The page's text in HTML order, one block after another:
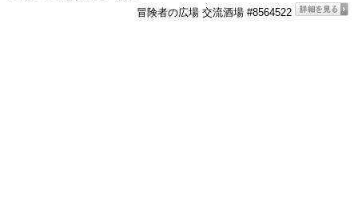
冒険者の広場 交流酒場 #8564522